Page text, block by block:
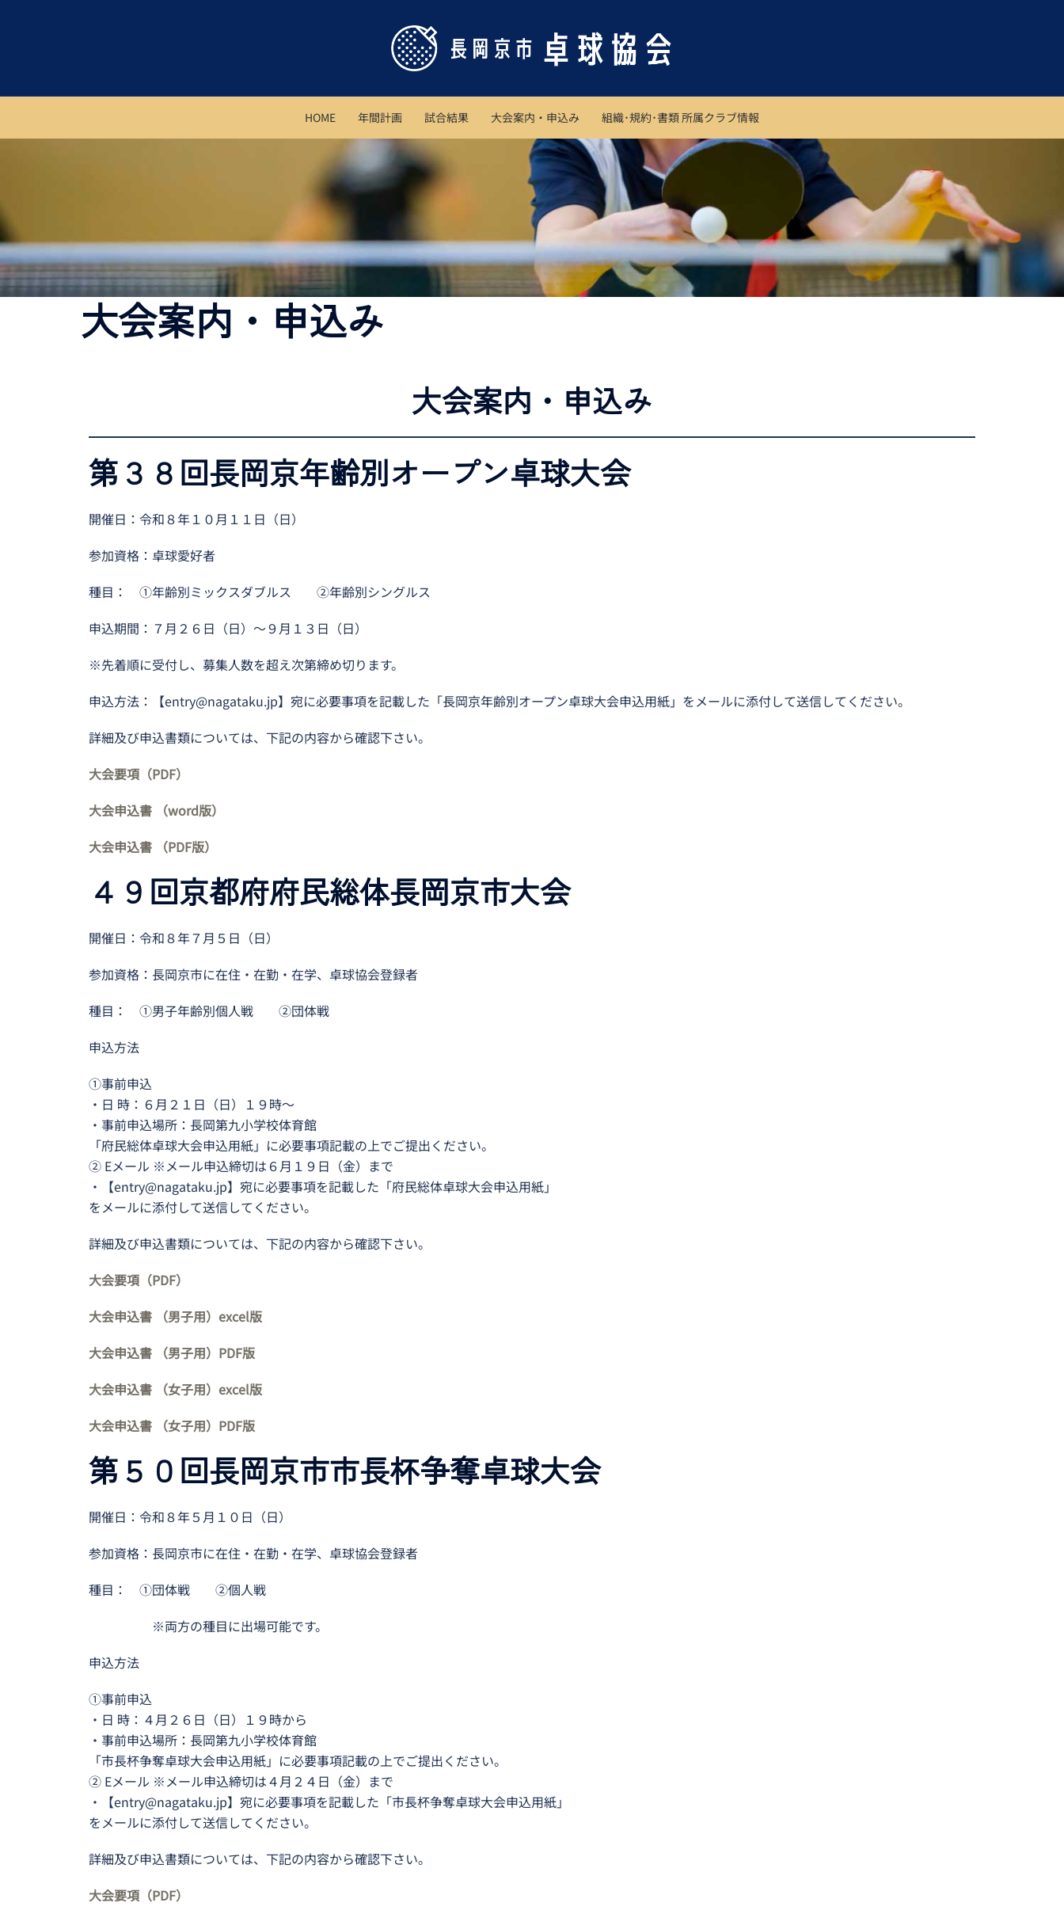
HOME 年間計画 試合結果 大会案内・申込み 組織･規約･書類 所属クラブ情報
大会案内・申込み
大会案内・申込み
第３８回長岡京年齢別オープン卓球大会
開催日：令和８年１０月１１日（日）
参加資格：卓球愛好者
種目： ①年齢別ミックスダブルス ②年齢別シングルス
申込期間：７月２６日（日）〜９月１３日（日）
※先着順に受付し、募集人数を超え次第締め切ります。
申込方法：
【entry@nagataku.jp】宛に必要事項を記載した「長岡京年齢別オープン卓球大会申込用紙」をメールに添付して送信してください。
詳細及び申込書類については、下記の内容から確認下さい。
大会要項（PDF）
大会申込書 （word版）
大会申込書 （PDF版）
４９回京都府府民総体長岡京市大会
開催日：令和８年７月５日（日）
参加資格：長岡京市に在住・在勤・在学、卓球協会登録者
種目： ①男子年齢別個人戦 ②団体戦
申込方法
①事前申込
・日 時：６月２１日（日）１９時〜
・事前申込場所：長岡第九小学校体育館
「府民総体卓球大会申込用紙」に必要事項記載の上でご提出ください。
② Eメール ※メール申込締切は６月１９日（金）まで
・【entry@nagataku.jp】宛に必要事項を記載した「府民総体卓球大会申込用紙」
をメールに添付して送信してください。
詳細及び申込書類については、下記の内容から確認下さい。
大会要項（PDF）
大会申込書 （男子用）excel版
大会申込書 （男子用）PDF版
大会申込書 （女子用）excel版
大会申込書 （女子用）PDF版
第５０回長岡京市市長杯争奪卓球大会
開催日：令和８年５月１０日（日）
参加資格：長岡京市に在住・在勤・在学、卓球協会登録者
種目： ①団体戦 ②個人戦
※両方の種目に出場可能です。
申込方法
①事前申込
・日 時：４月２６日（日）１９時から
・事前申込場所：長岡第九小学校体育館
「市長杯争奪卓球大会申込用紙」に必要事項記載の上でご提出ください。
② Eメール ※メール申込締切は４月２４日（金）まで
・【entry@nagataku.jp】宛に必要事項を記載した「市長杯争奪卓球大会申込用紙」
をメールに添付して送信してください。
詳細及び申込書類については、下記の内容から確認下さい。
大会要項（PDF）